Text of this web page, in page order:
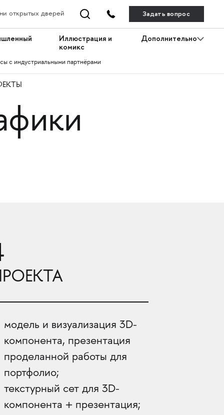
открытых дверей Задать вопрос
Иллюстрация и
комикс
Дополнительно
с индустриальными партнёрами
модель и визуализация 3D-
компонента, презентация
проделанной работы для
портфолио;
текстурный сет для 3D-
компонента + презентация;